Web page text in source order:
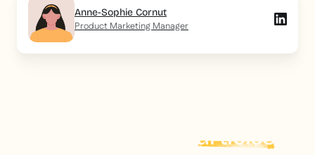
Anne-Sophie Cornut
Product Marketing Manager
articles